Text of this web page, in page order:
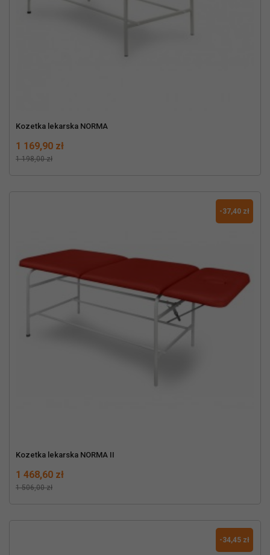
Kozetka lekarska NORMA
Cena
1 169,90 zł
Normalna cena
1 198,00 zł
Kozetka lekarska NORMA II
Cena
1 468,60 zł
Normalna cena
1 506,00 zł
-37,40 zł
-34,45 zł